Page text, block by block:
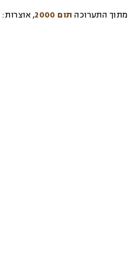
מתוך התערוכה תום 2000 , אוצרות: